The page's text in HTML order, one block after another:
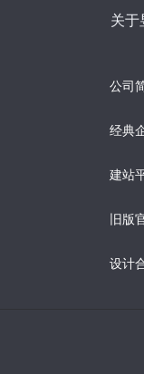
关于
公司
经典
建站
旧版
设计